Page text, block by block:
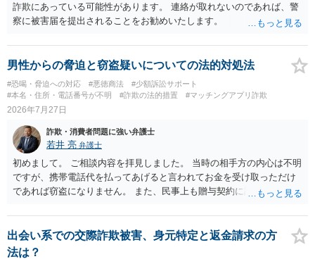
詐欺にあっている可能性があります。 連絡が取れないのであれば、警
察に被害届を提出されることをお勧めいたします。
男性からの脅迫と窃盗疑いについての法的対処法
#恐喝・脅迫への対応 #悪徳商法
#少額訴訟サポート
#本名・住所・電話番号が不明
#詐欺の法的措置 #マッチングアプリ詐欺
2026年7月27日
詐欺・消費者問題に強い弁護士
若井 亮 弁護士
初めまして。 ご相談内容を拝見しました。 当時の相手方の内心は不明
ですが、携帯電話代を払ってあげると言われてお金を受け取っただけ
であれば窃盗になりません。 また、民事上も贈与契約に該当すると思
ず、可能であればブロックをするようにしてください。 ご不安であれ
ば、最寄りの警察署に相談をしても良いかもしれません。 以上、ご参
考になれば幸いです。
出会い系での交際詐欺被害、身元特定と返金請求の方
法は？